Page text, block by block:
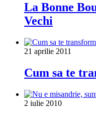
La Bonne
Vechi
21 aprilie 2011
Cum sa te
2 iulie 2010